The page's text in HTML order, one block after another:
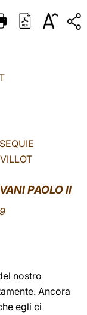
DEUTSCH
PAOLO II
nostro
Ancora
egli ci